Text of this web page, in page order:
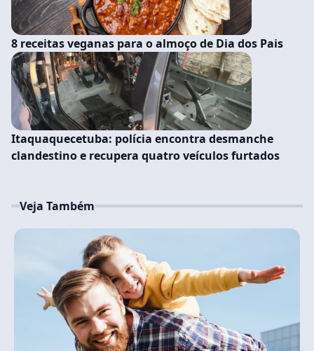
8 receitas veganas para o almoço de Dia dos Pais
Itaquaquecetuba: polícia encontra desmanche
clandestino e recupera quatro veículos furtados
Veja Também